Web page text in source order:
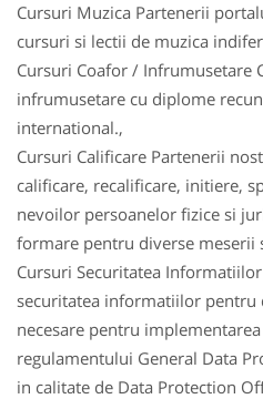
Cursuri Muzica Partenerii
cursuri si lectii de muzica
Cursuri Coafor / Infrumusetare
infrumusetare cu diplome
international.,
Cursuri Calificare Partenerii
calificare, recalificare, initiere,
nevoilor persoanelor fizice si
formare pentru diverse meserii
Cursuri Securitatea
securitatea informatiilor
necesare pentru
regulamentului General Data
in calitate de Data Protection